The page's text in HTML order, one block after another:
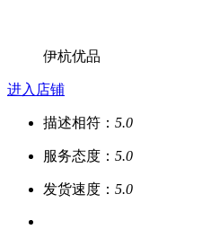
伊杭优品
进入店铺
描述相符： 5.0
服务态度： 5.0
发货速度： 5.0